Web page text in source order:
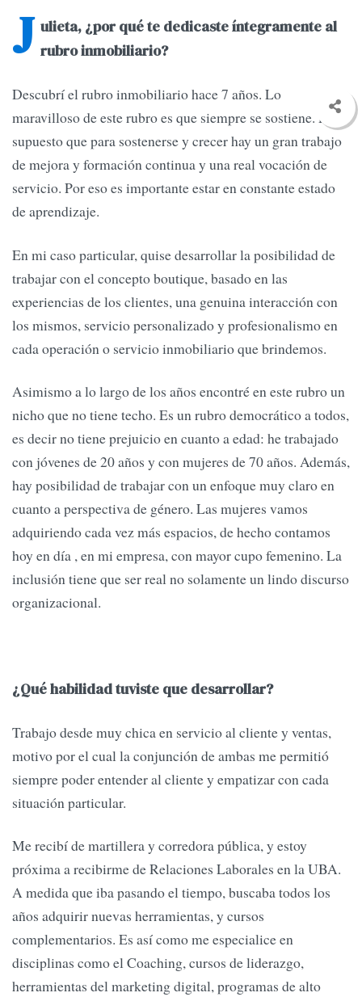
J ulieta, ¿por qué te dedicaste íntegramente al
rubro inmobiliario?
Descubrí el rubro inmobiliario hace 7 años. Lo
maravilloso de este rubro es que siempre se sostiene. Por
supuesto que para sostenerse y crecer hay un gran trabajo
de mejora y formación continua y una real vocación de
servicio. Por eso es importante estar en constante estado
de aprendizaje.
En mi caso particular, quise desarrollar la posibilidad de
trabajar con el concepto boutique, basado en las
experiencias de los clientes, una genuina interacción con
los mismos, servicio personalizado y profesionalismo en
cada operación o servicio inmobiliario que brindemos.
Asimismo a lo largo de los años encontré en este rubro un
nicho que no tiene techo. Es un rubro democrático a todos,
es decir no tiene prejuicio en cuanto a edad: he trabajado
con jóvenes de 20 años y con mujeres de 70 años. Además,
hay posibilidad de trabajar con un enfoque muy claro en
cuanto a perspectiva de género. Las mujeres vamos
adquiriendo cada vez más espacios, de hecho contamos
hoy en día , en mi empresa, con mayor cupo femenino. La
inclusión tiene que ser real no solamente un lindo discurso
organizacional.
¿Qué habilidad tuviste que desarrollar?
Trabajo desde muy chica en servicio al cliente y ventas,
motivo por el cual la conjunción de ambas me permitió
siempre poder entender al cliente y empatizar con cada
situación particular.
Me recibí de martillera y corredora pública, y estoy
próxima a recibirme de Relaciones Laborales en la UBA.
A medida que iba pasando el tiempo, buscaba todos los
años adquirir nuevas herramientas, y cursos
complementarios. Es así como me especialice en
disciplinas como el Coaching, cursos de liderazgo,
herramientas del marketing digital, programas de alto